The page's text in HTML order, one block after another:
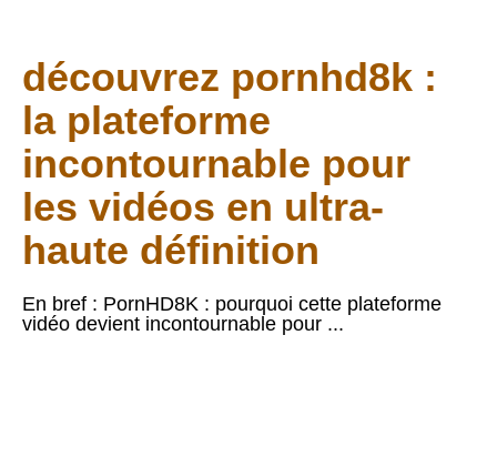
découvrez pornhd8k :
la plateforme
incontournable pour
les vidéos en ultra-
haute définition
En bref : PornHD8K : pourquoi cette plateforme
vidéo devient incontournable pour ...